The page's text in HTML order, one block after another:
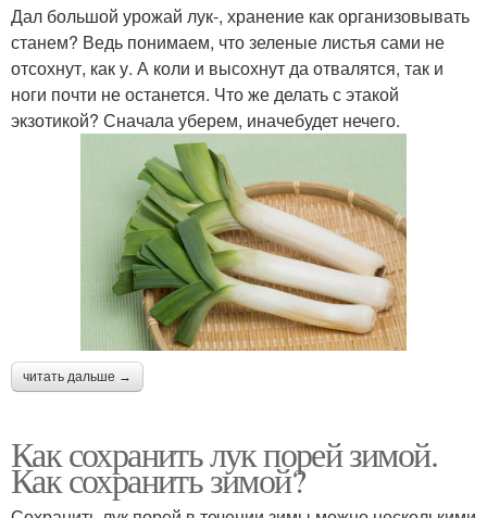
Дал большой урожай лук-, хранение как организовывать
станем? Ведь понимаем, что зеленые листья сами не
отсохнут, как у. А коли и высохнут да отвалятся, так и
ноги почти не останется. Что же делать с этакой
экзотикой? Сначала уберем, иначебудет нечего.
читать дальше →
Как сохранить лук порей зимой.
Как сохранить зимой?